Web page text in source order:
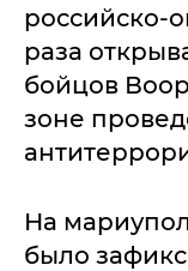
российско-
раза
бойцов
зоне
На
было